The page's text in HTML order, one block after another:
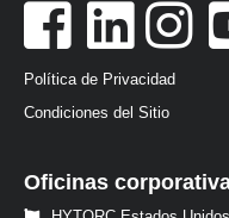
Política de Privacidad
Condiciones del Sitio
Oficinas